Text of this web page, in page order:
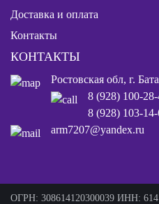
Доставка и оплата
Контакты
КОНТАКТЫ
Ростовская обл, г.
8 (928) 100-28-
8 (928) 103-
arm7207@yandex.ru
ОГРН: 308614120300039 ИНН: